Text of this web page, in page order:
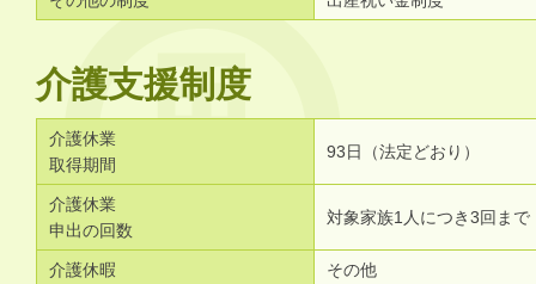
介護支援制度
介護休業
取得期間
93日（法定どおり）
介護休業
申出の回数
対象家族1人につき3回まで
介護休暇
その他